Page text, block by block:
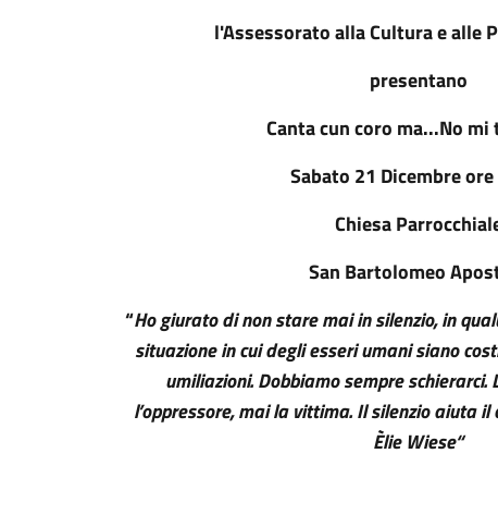
l'Assessorato alla Cultura e alle
presentano
Canta cun coro ma...No mi
Sabato 21 Dicembre
Chiesa
San Bartolomeo
“Ho giurato di non stare mai in silenzio, in
situazione in cui degli esseri umani siano
umiliazioni. Dobbiamo sempre
l’oppressore, mai la vittima. Il silenzio aiuta
Èlie Wiese“